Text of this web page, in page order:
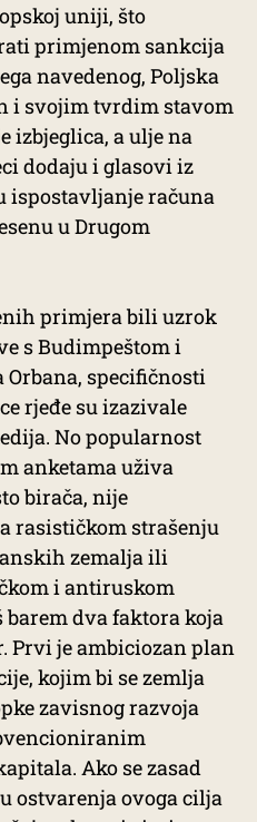
uniji, što
primjenom sankcija
navedenog, Poljska
i svojim tvrdim stavom
izbjeglica, a ulje na
dodaju i glasovi iz
ispostavljanje računa
u Drugom
primjera bili uzrok
s Budimpeštom i
specifičnosti
rjeđe su izazivale
No popularnost
anketama uživa
birača, nije
rasističkom strašenju
zemalja ili
i antiruskom
dva faktora koja
Prvi je ambiciozan plan
kojim bi se zemlja
zavisnog razvoja
Ako se zasad
ostvarenja ovoga cilja